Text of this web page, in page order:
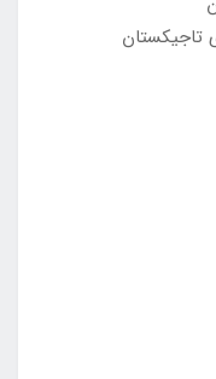
تاجیکستان